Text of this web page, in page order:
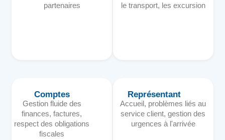
partenaires
le transport, les excursion
Comptes
Gestion fluide des
finances, factures,
respect des obligations
fiscales
Représentant
Accueil, problèmes liés au
service client, gestion des
urgences à l'arrivée